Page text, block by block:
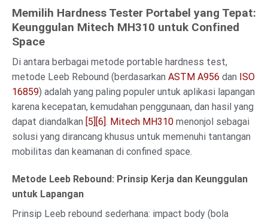
Memilih Hardness Tester Portabel yang Tepat:
Keunggulan Mitech MH310 untuk Confined
Space
Di antara berbagai metode portable hardness test,
metode Leeb Rebound (berdasarkan ASTM A956 dan ISO
16859) adalah yang paling populer untuk aplikasi lapangan
karena kecepatan, kemudahan penggunaan, dan hasil yang
dapat diandalkan [5] [6] . Mitech MH310 menonjol sebagai
solusi yang dirancang khusus untuk memenuhi tantangan
mobilitas dan keamanan di confined space.
Metode Leeb Rebound: Prinsip Kerja dan Keunggulan
untuk Lapangan
Prinsip Leeb rebound sederhana: impact body (bola